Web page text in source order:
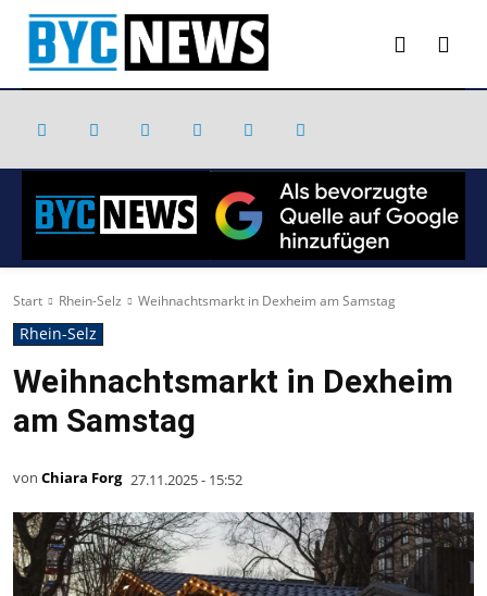
Start Rhein-Selz Weihnachtsmarkt in Dexheim am Samstag
Rhein-Selz
Weihnachtsmarkt in Dexheim
am Samstag
von Chiara Forg 27.11.2025 - 15:52